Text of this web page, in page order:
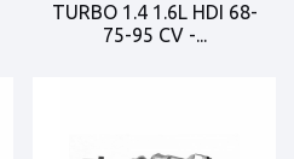
TURBO 1.4 1.6L HDI 68-
75-95 CV -...